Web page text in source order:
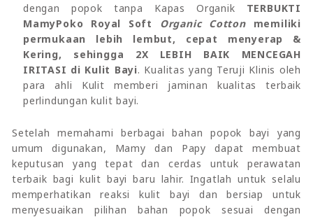
dengan popok tanpa Kapas Organik TERBUKTI
MamyPoko Royal Soft Organic Cottonmemiliki
permukaan lebih lembut, cepat menyerap &
Kering, sehingga 2X LEBIH BAIK MENCEGAH
IRITASI di Kulit Bayi. Kualitas yang Teruji Klinis oleh
para ahli Kulit memberi jaminan kualitas terbaik
perlindungan kulit bayi.
Setelah memahami berbagai bahan popok bayi yang
umum digunakan, Mamy dan Papy dapat membuat
keputusan yang tepat dan cerdas untuk perawatan
terbaik bagi kulit bayi baru lahir. Ingatlah untuk selalu
memperhatikan reaksi kulit bayi dan bersiap untuk
menyesuaikan pilihan bahan popok sesuai dengan